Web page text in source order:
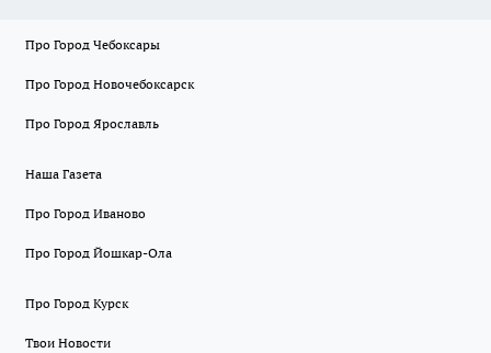
Про Город Чебоксары
Про Город Новочебоксарск
Про Город Ярославль
Наша Газета
Про Город Иваново
Про Город Йошкар-Ола
Про Город Курск
Твои Новости